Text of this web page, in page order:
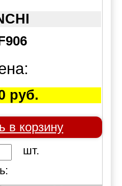
руб.
в корзину
шт.